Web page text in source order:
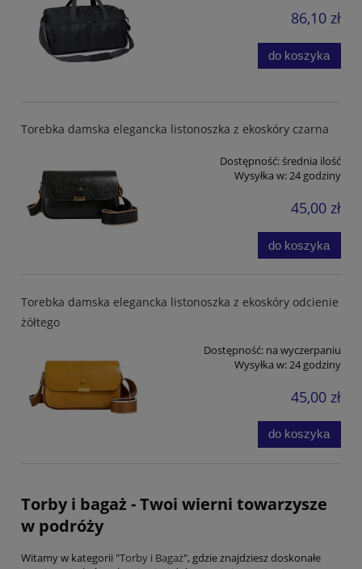
86,10 zł
do koszyka
Torebka damska elegancka listonoszka z ekoskóry czarna
Dostępność:średnia ilość
Wysyłka w:24 godziny
45,00 zł
do koszyka
Torebka damska elegancka listonoszka z ekoskóry odcienie
żółtego
Dostępność: na wyczerpaniu
Wysyłka w:24 godziny
45,00 zł
do koszyka
Torby i bagaż - Twoi wierni towarzysze
w podróży
Witamy w kategorii "Torby i Bagaż", gdzie znajdziesz doskonałe